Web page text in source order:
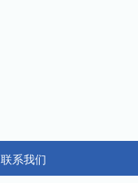
联系我们